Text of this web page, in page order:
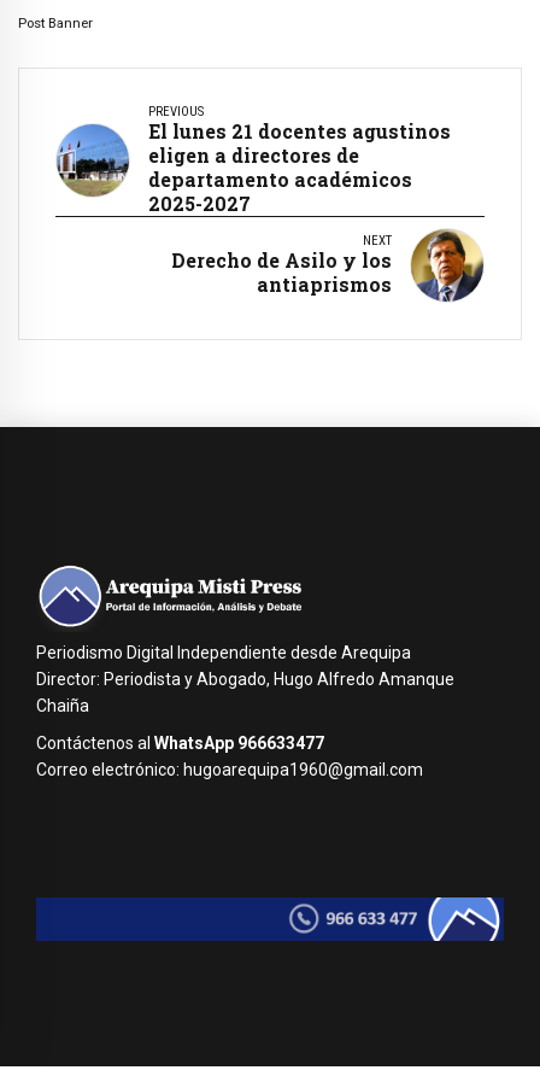
Post Banner
PREVIOUS
El lunes 21 docentes agustinos
eligen a directores de
departamento académicos
2025-2027
NEXT
Derecho de Asilo y los
antiaprismos
Periodismo Digital Independiente desde Arequipa
Director: Periodista y Abogado, Hugo Alfredo Amanque
Chaiña
Contáctenos al WhatsApp 966633477
Correo electrónico: hugoarequipa1960@gmail.com